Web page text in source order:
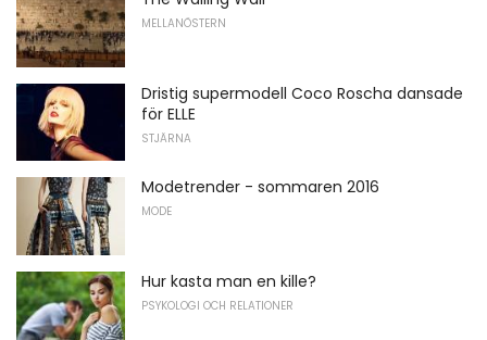
MELLANÖSTERN
Dristig supermodell Coco Roscha dansade
för ELLE
STJÄRNA
Modetrender - sommaren 2016
MODE
Hur kasta man en kille?
PSYKOLOGI OCH RELATIONER